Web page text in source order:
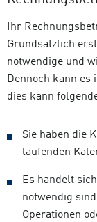
Ihr
Grundsätzlich
notwendige und
Dennoch kann es
dies kann
Sie haben die
laufenden
Es handelt
notwendig
Operationen